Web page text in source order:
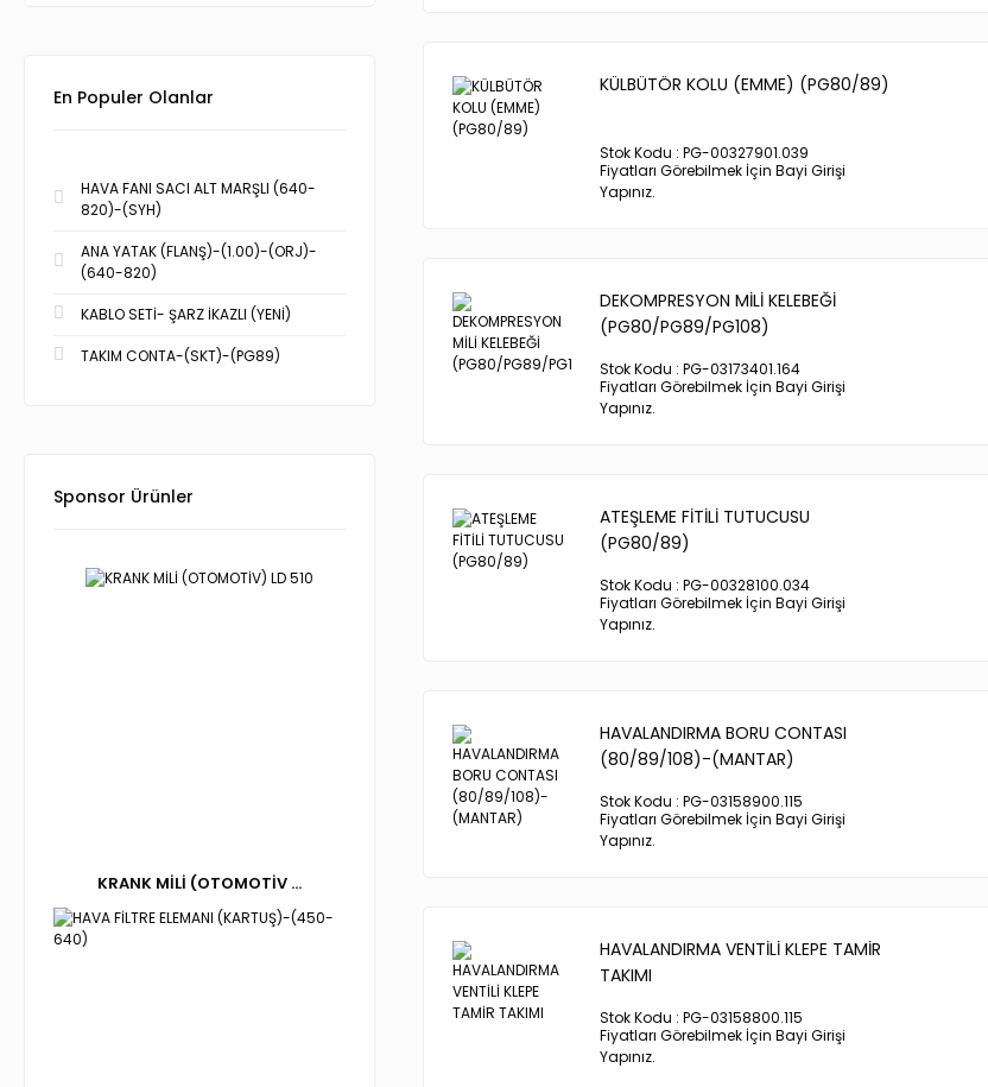
En Populer Olanlar
HAVA FANI SACI ALT MARŞLI (640-
820)-(SYH)
ANA YATAK (FLANŞ)-(1.00)-(ORJ)-
(640-820)
KABLO SETİ- ŞARZ İKAZLI (YENİ)
TAKIM CONTA-(SKT)-(PG89)
Sponsor Ürünler
KRANK MİLİ (OTOMOTİV ...
KÜLBÜTÖR KOLU (EMME) (PG80/89)
Stok Kodu : PG-00327901.039
Fiyatları Görebilmek İçin Bayi Girişi
Yapınız.
DEKOMPRESYON MİLİ KELEBEĞİ
(PG80/PG89/PG108)
Stok Kodu : PG-03173401.164
Fiyatları Görebilmek İçin Bayi Girişi
Yapınız.
ATEŞLEME FİTİLİ TUTUCUSU
(PG80/89)
Stok Kodu : PG-00328100.034
Fiyatları Görebilmek İçin Bayi Girişi
Yapınız.
HAVALANDIRMA BORU CONTASI
(80/89/108)-(MANTAR)
Stok Kodu : PG-03158900.115
Fiyatları Görebilmek İçin Bayi Girişi
Yapınız.
HAVALANDIRMA VENTİLİ KLEPE TAMİR
TAKIMI
Stok Kodu : PG-03158800.115
Fiyatları Görebilmek İçin Bayi Girişi
Yapınız.